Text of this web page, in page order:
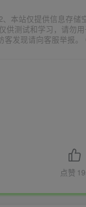
本站仅提供信息存
供测试和学习，请勿
发现请向客服举报
点赞